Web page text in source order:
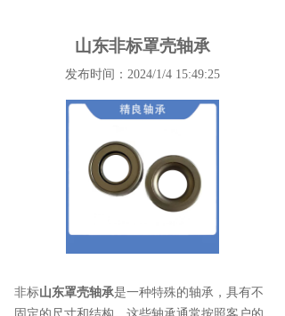
山东非标罩壳轴承
发布时间：2024/1/4 15:49:25
非标山东罩壳轴承是一种特殊的轴承，具有不